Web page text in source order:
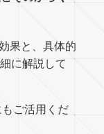
果と、具体的
に解説して
ご活用くだ